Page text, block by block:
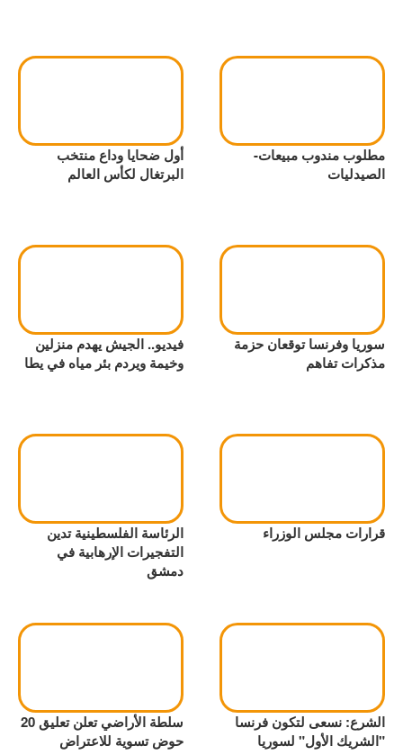
مطلوب مندوب مبيعات-
الصيدليات
أول ضحايا وداع منتخب
البرتغال لكأس العالم
سوريا وفرنسا توقعان حزمة
مذكرات تفاهم
فيديو.. الجيش يهدم منزلين
وخيمة ويردم بئر مياه في يطا
قرارات مجلس الوزراء
الرئاسة الفلسطينية تدين
التفجيرات الإرهابية في
دمشق
الشرع: نسعى لتكون فرنسا
"الشريك الأول" لسوريا
سلطة الأراضي تعلن تعليق 20
حوض تسوية للاعتراض